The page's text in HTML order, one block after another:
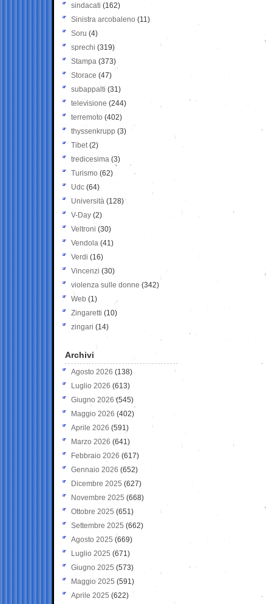
sindacati (162)
Sinistra arcobaleno (11)
Soru (4)
sprechi (319)
Stampa (373)
Storace (47)
subappalti (31)
televisione(244)
terremoto (402)
thyssenkrupp (3)
Tibet(2)
tredicesima (3)
Turismo (62)
Udc (64)
Università (128)
V-Day (2)
Veltroni (30)
Vendola (41)
Verdi (16)
Vincenzi (30)
violenza sulle donne (342)
Web (1)
Zingaretti (10)
zingari (14)
Archivi
Agosto 2026 (138)
Luglio 2026 (613)
Giugno 2026 (545)
Maggio 2026 (402)
Aprile 2026 (591)
Marzo 2026 (641)
Febbraio 2026 (617)
Gennaio 2026 (652)
Dicembre 2025 (627)
Novembre 2025 (668)
Ottobre 2025 (651)
Settembre 2025 (662)
Agosto 2025 (669)
Luglio 2025 (671)
Giugno 2025 (573)
Maggio 2025 (591)
Aprile 2025 (622)